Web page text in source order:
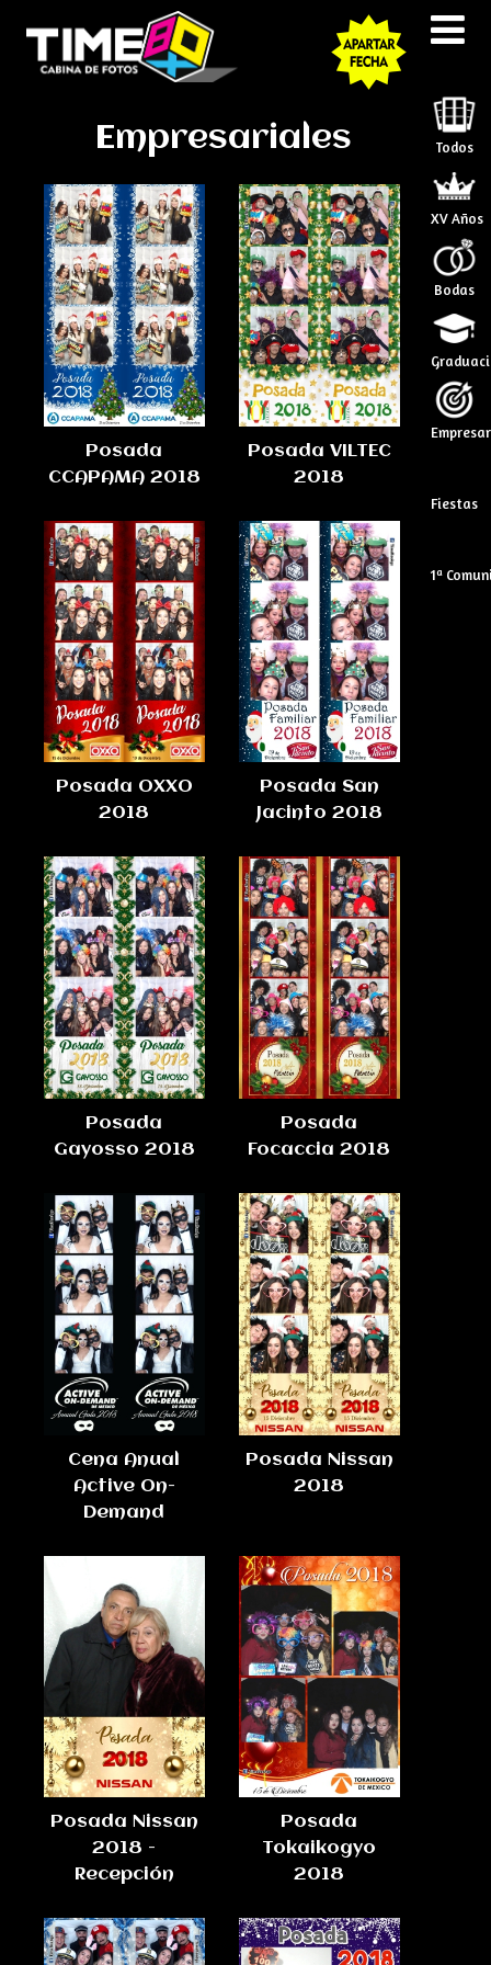
Todos
XV Años
Bodas
Fiestas
1ª
Empresariales
Posada
CCAPAMA 2018
Posada VILTEC
2018
Posada OXXO
2018
Posada San
Jacinto 2018
Posada
Gayosso 2018
Posada
Focaccia 2018
Cena Anual
Active On-
Demand
Posada Nissan
2018
Posada Nissan
2018 -
Recepción
Posada
Tokaikogyo
2018